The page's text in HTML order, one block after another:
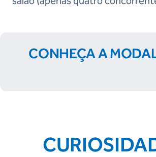
CONHEÇA A